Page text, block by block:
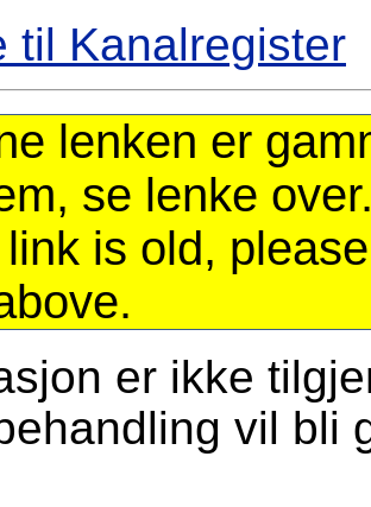
til Kanalregister
lenken er
se lenke
is old,
er ikke
vil bli